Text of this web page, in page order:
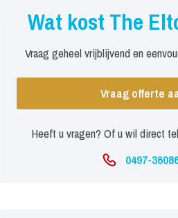
Wat kost The
Vraag geheel vrijblijvend en
Vraag offerte
Heeft u vragen? Of u wil direct
0497-